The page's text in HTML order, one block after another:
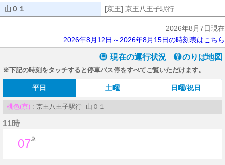
山０１ [京王] 京王八王子駅行
2026年8月7日現在
2026年8月12日～2026年8月15日の時刻表はこちら
現在の運行状況 のりば地図
※下記の時刻をタッチすると停車バス停をすべてご覧いただけます。
平日 土曜 日曜/祝日
桃色(京) : 京王八王子駅行 山０１
11時
07京